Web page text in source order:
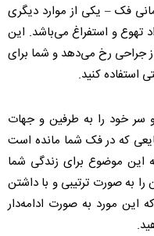
فک – یکی از موارد دیگری
تهوع و استفراغ می‌باشد. این
اول پس از جراحی رخ می‌دهد و شما برای
کنید.
سر خود را به طرفین و جهات
که در فک شما مانده است
موضوع برای زندگی شما
به صورت ترتیبی و با داشتن
این مورد به صورت ادامه‌دار